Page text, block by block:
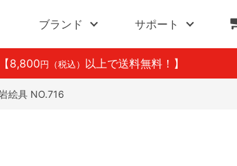
ブランド サポート
【8,800 円（税込） 以上で送料無料！】
絵具 NO.716